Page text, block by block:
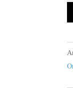
25
cl